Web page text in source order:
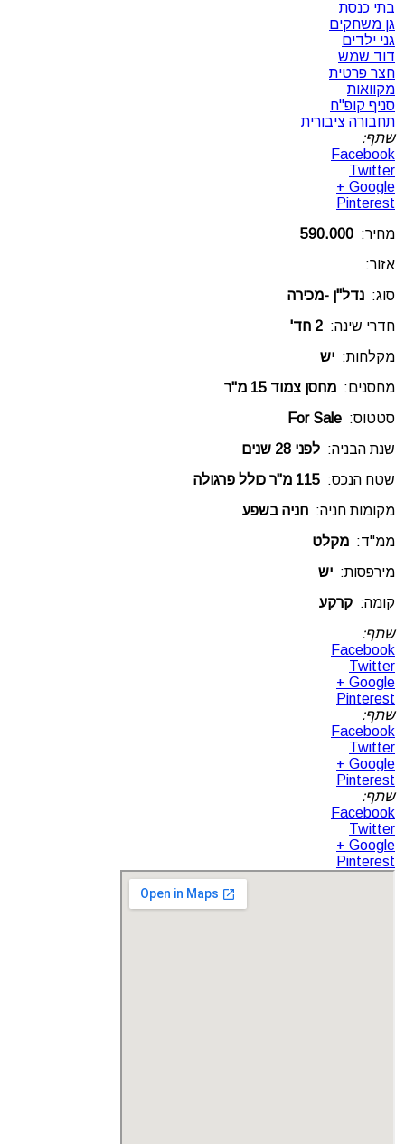
בתי כנסת
גן משחקים
גני ילדים
דוד שמש
חצר פרטית
מקוואות
סניף קופ"ח
תחבורה ציבורית
שתף:
Facebook
Twitter
Google +
Pinterest
מחיר: 590.000
אזור:
סוג: נדל"ן -מכירה
חדרי שינה: 2 חד'
מקלחות: יש
מחסנים: מחסן צמוד 15 מ"ר
סטטוס: For Sale
שנת הבניה: לפני 28 שנים
שטח הנכס: 115 מ"ר כולל פרגולה
מקומות חניה: חניה בשפע
ממ"ד: מקלט
מירפסות: יש
קומה: קרקע
שתף:
Facebook
Twitter
Google +
Pinterest
שתף:
Facebook
Twitter
Google +
Pinterest
שתף:
Facebook
Twitter
Google +
Pinterest